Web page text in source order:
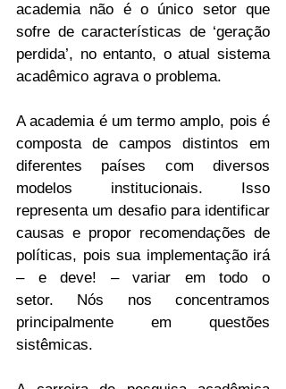
academia não é o único setor que
sofre de características de ‘geração
perdida’, no entanto, o atual sistema
acadêmico agrava o problema.
A academia é um termo amplo, pois é
composta de campos distintos em
diferentes países com diversos
modelos institucionais. Isso
representa um desafio para identificar
causas e propor recomendações de
políticas, pois sua implementação irá
– e deve! – variar em todo o
setor. Nós nos concentramos
principalmente em questões
sistêmicas.